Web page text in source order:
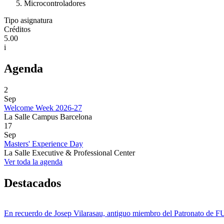
Microcontroladores
Tipo asignatura
Créditos
5.00
i
Agenda
2
Sep
Welcome Week 2026-27
La Salle Campus Barcelona
17
Sep
Masters' Experience Day
La Salle Executive & Professional Center
Ver toda la agenda
Destacados
En recuerdo de Josep Vilarasau, antiguo miembro del Patronato de